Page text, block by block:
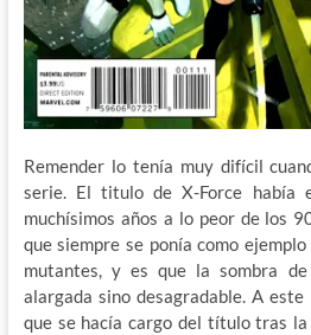
Remender lo tenía muy difícil
serie. El titulo de X-Force había
muchísimos años a lo peor de los
que siempre se ponía como
mutantes, y es que la sombra
alargada sino desagradable. A
que se hacía cargo del título tras